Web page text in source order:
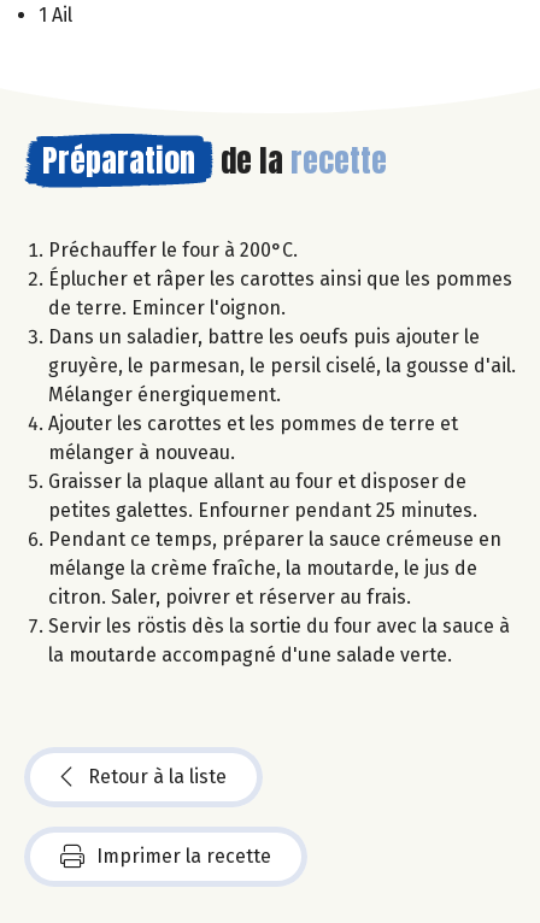
1 Ail
Préparation de la recette
Préchauffer le four à 200°C.
Éplucher et râper les carottes ainsi que les pommes
de terre. Emincer l'oignon.
Dans un saladier, battre les oeufs puis ajouter le
gruyère, le parmesan, le persil ciselé, la gousse d'ail.
Mélanger énergiquement.
Ajouter les carottes et les pommes de terre et
mélanger à nouveau.
Graisser la plaque allant au four et disposer de
petites galettes. Enfourner pendant 25 minutes.
Pendant ce temps, préparer la sauce crémeuse en
mélange la crème fraîche, la moutarde, le jus de
citron. Saler, poivrer et réserver au frais.
Servir les röstis dès la sortie du four avec la sauce à
la moutarde accompagné d'une salade verte.
Retour à la liste
Imprimer la recette